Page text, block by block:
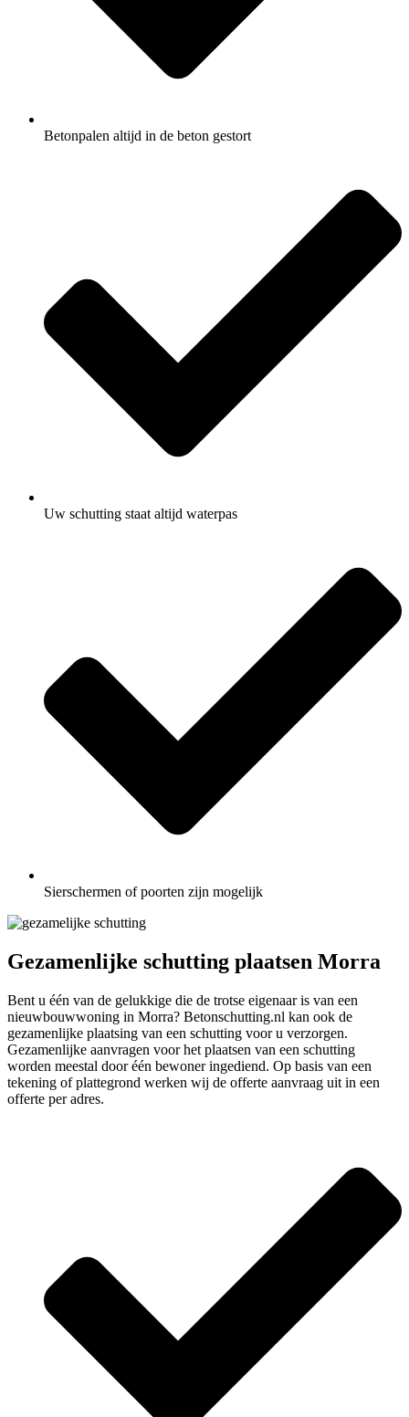
Betonpalen altijd in de beton gestort
Uw schutting staat altijd waterpas
Sierschermen of poorten zijn mogelijk
Gezamenlijke schutting plaatsen Morra
Bent u één van de gelukkige die de trotse eigenaar is van een
nieuwbouwwoning in Morra? Betonschutting.nl kan ook de
gezamenlijke plaatsing van een schutting voor u verzorgen.
Gezamenlijke aanvragen voor het plaatsen van een schutting
worden meestal door één bewoner ingediend. Op basis van een
tekening of plattegrond werken wij de offerte aanvraag uit in een
offerte per adres.